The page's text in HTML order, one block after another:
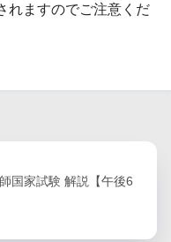
れますのでご注意くだ
国家試験 解説【午後6